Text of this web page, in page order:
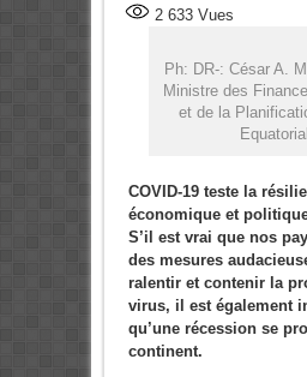
2 633Vues
Ph: DR-: César A.
Ministre des
et de la
COVID-19 teste la
économique et
S’il est vrai que nos
des mesures
ralentir et contenir la
virus, il est également
qu’une récession se
continent.